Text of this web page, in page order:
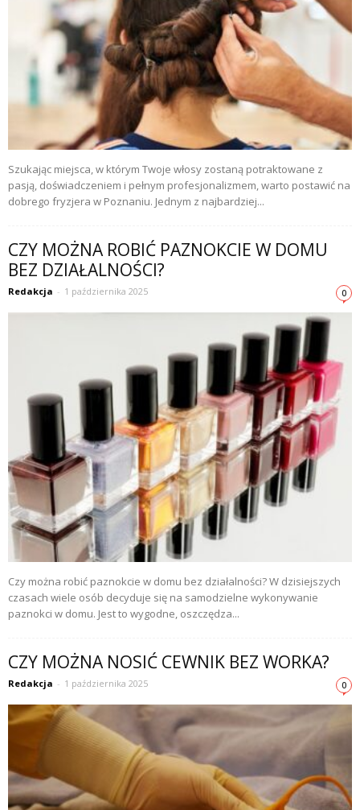
Szukając miejsca, w którym Twoje włosy zostaną potraktowane z
pasją, doświadczeniem i pełnym profesjonalizmem, warto postawić na
dobrego fryzjera w Poznaniu. Jednym z najbardziej...
CZY MOŻNA ROBIĆ PAZNOKCIE W DOMU
BEZ DZIAŁALNOŚCI?
Redakcja - 1 października 2025 0
Czy można robić paznokcie w domu bez działalności? W dzisiejszych
czasach wiele osób decyduje się na samodzielne wykonywanie
paznokci w domu. Jest to wygodne, oszczędza...
CZY MOŻNA NOSIĆ CEWNIK BEZ WORKA?
Redakcja - 1 października 2025 0